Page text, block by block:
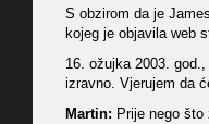
S obzirom da je
kojeg je objavila web
16. ožujka 2003.
izravno. Vjerujem da
Martin: Prije nego